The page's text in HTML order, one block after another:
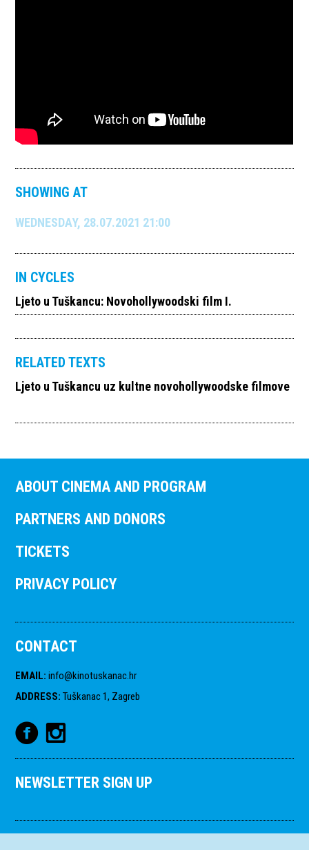
SHOWING AT
WEDNESDAY, 28.07.2021 21:00
IN CYCLES
Ljeto u Tuškancu: Novohollywoodski film I.
RELATED TEXTS
Ljeto u Tuškancu uz kultne novohollywoodske filmove
ABOUT CINEMA AND PROGRAM
PARTNERS AND DONORS
TICKETS
PRIVACY POLICY
CONTACT
EMAIL: info@kinotuskanac.hr
ADDRESS: Tuškanac 1, Zagreb
NEWSLETTER SIGN UP